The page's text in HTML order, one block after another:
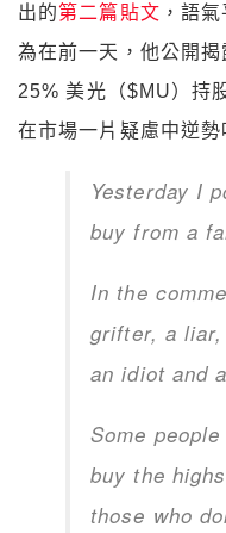
出的第二篇貼文 ，語
為在前一天，他公開
25% 美光（$MU）持
在市場一片疑慮中逆勢
Yesterday I
buy from a
In the
grifter, a
an idiot and
Some
buy the
those who